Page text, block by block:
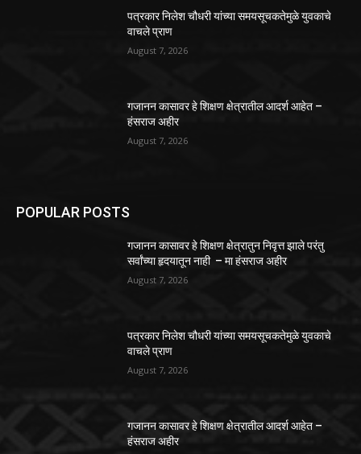
पत्रकार निलेश चौधरी यांच्या समयसूचकतेमुळे युवकाचे
वाचले प्राण
August 7, 2026
गजानन कासावर हे शिक्षण क्षेत्रातील आदर्श आहेत –
हंसराज अहीर
August 7, 2026
POPULAR POSTS
गजानन कासावर हे शिक्षण क्षेत्रातुन निवृत्त झाले परंतु
सर्वांच्या हृदयातून नाही – मा हंसराज अहीर
August 7, 2026
पत्रकार निलेश चौधरी यांच्या समयसूचकतेमुळे युवकाचे
वाचले प्राण
August 7, 2026
गजानन कासावर हे शिक्षण क्षेत्रातील आदर्श आहेत –
हंसराज अहीर